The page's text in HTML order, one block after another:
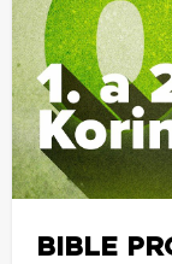
BIBLE